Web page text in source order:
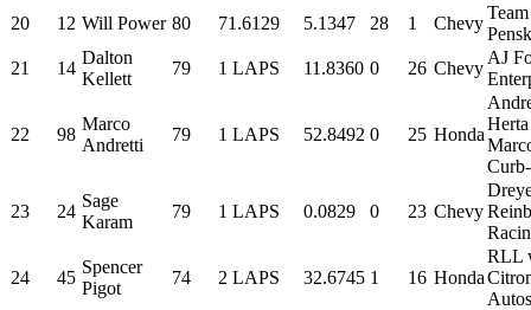
20
12 Will Power 80 71.6129 5.1347 28 1 Chevy
Team
21
14
Dalton
Kellett
79 1 LAPS 11.8360 0 26 Chevy
AJ
22 98
Marco
Andretti
79 1 LAPS 52.8492 0 25 Honda
23 24
Sage
Karam
79 1 LAPS 0.0829 0 23 Chevy
24 45
Spencer
Pigot
74 2 LAPS 32.6745 1 16 Honda
RLL